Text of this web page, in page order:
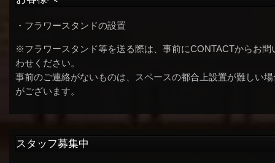
・フラワースタンドの設置
※フラワースタンド等を送る際は、事前にCONTACTからお問
わせください。
事前のご連絡がないものは、スペースの都合上設置が難しい場
がございます。
スタッフ募集中